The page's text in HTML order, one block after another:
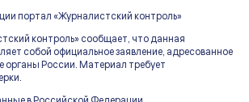
портал «Журналистский контроль»
контроль» сообщает, что данная
собой официальное заявление, адресованное
органы России. Материал требует